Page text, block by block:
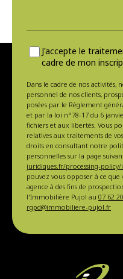
J'accepte le
cadre de mon
Dans le cadre de nos activités,
personnel de nos clients,
posées par le Règlement
et par la loi n°78-17 du 6
fichiers et aux libertés. Vous
relatives aux traitements de
droits en consultant notre
personnelles sur la page
juridiques.fr/processing-
pouvez vous opposer à ce
agence à des fins de
l'Immobilière Pujol au 07 62
rgpd@immobiliere-pujol.fr